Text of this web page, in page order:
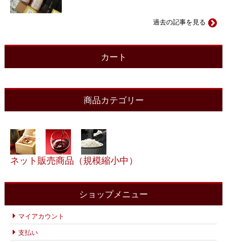
過去の記事を見る
カート
商品カテゴリー
ネット販売商品（規模縮小中）
ショップメニュー
マイアカウント
支払い